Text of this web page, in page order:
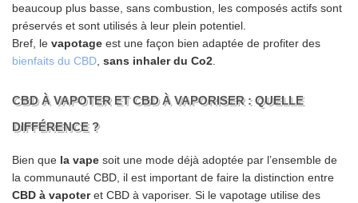
beaucoup plus basse, sans combustion, les composés actifs sont
préservés et sont utilisés à leur plein potentiel.
Bref, le vapotage est une façon bien adaptée de profiter des
bienfaits du CBD sans inhaler du Co2
CBD À VAPOTER ET CBD À VAPORISER : QUELLE
DIFFÉRENCE ?
Bien que la vape soit une mode déjà adoptée par l’ensemble de
la communauté CBD, il est important de faire la distinction entre
CBD à vapoteret CBD à vaporiser. Si le vapotage utilise des